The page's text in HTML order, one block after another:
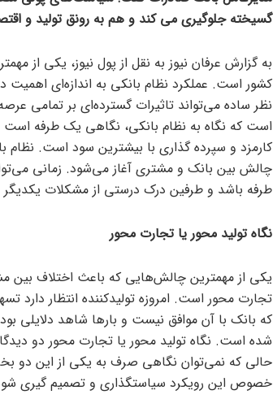
گسیخته جلوگیری می کند و هم به رونق تولید و
به گزارش عرفان نیوز به نقل از پول نیوز، یکی از
کشور است. عملکرد نظام بانکی به اندازه‌ای اهمیت
نظر ساده می‌تواند تاثیرات گسترده‌ای بر تمامی
است که نگاه به نظام بانکی، نگاهی یک طرفه
کارمزد و سپرده گذاری با بیشترین سود است. نظام
چالش بین بانک و مشتری آغاز می‌شود. زمانی
طرفه باشد و طرفین درک درستی از مشکلات یکدیگر
نگاه تولید محور یا تجارت محور
یکی از مهمترین چالش‌هایی که باعث اختلاف بین
تجارت محور است. امروزه تولیدکننده انتظار دارد
که بانک با آن موافق نیست و بار‌ها شاهد دلایلی
شده است. نگاه تولید محور یا تجارت محور دو
حالی که نمی‌توان نگاهی صرف به یکی از این دو
خصوص این رویکرد سیاستگذاری و تصمیم گیری